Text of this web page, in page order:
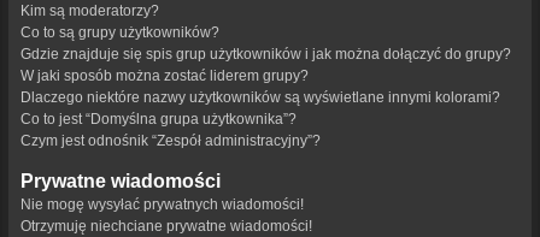
Kim są moderatorzy?
Co to są grupy użytkowników?
Gdzie znajduje się spis grup użytkowników i jak można dołączyć do grupy?
W jaki sposób można zostać liderem grupy?
Dlaczego niektóre nazwy użytkowników są wyświetlane innymi kolorami?
Co to jest “Domyślna grupa użytkownika”?
Czym jest odnośnik “Zespół administracyjny”?
Prywatne wiadomości
Nie mogę wysyłać prywatnych wiadomości!
Otrzymuję niechciane prywatne wiadomości!